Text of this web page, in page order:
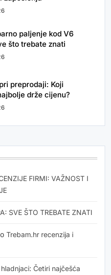
paljenje kod V6
što trebate znati
preprodaji: Koji
drže cijenu?
FIRMI: VAŽNOST I
SVE ŠTO TREBATE ZNATI
o Trebam.hr recenzija i
hladnjaci: Četiri najčešća